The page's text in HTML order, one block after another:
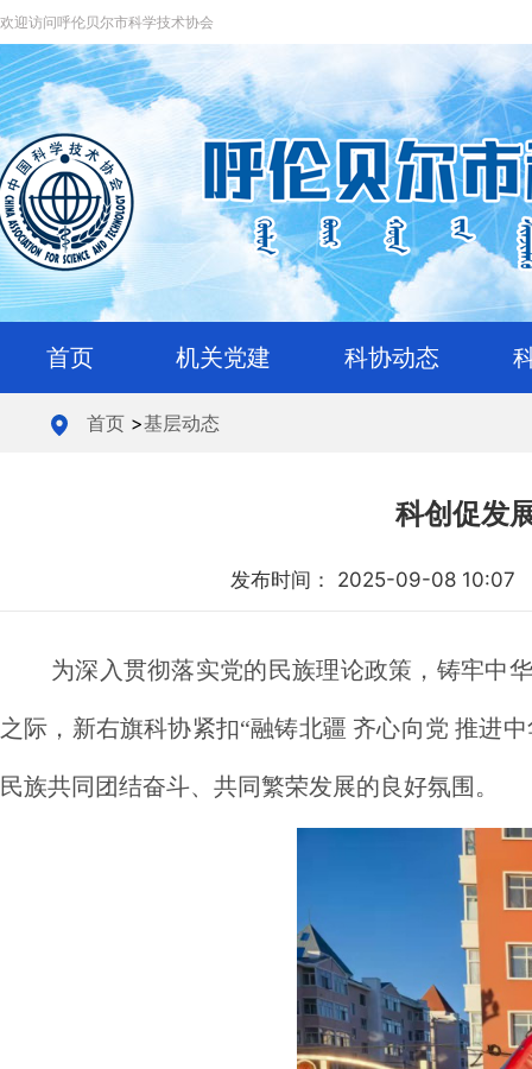
欢迎访问呼伦贝尔市科学技术协会
首页 机关党建 科协动态
首页>基层动态
科创促发
发布时间： 2025-09-08 10:07
为深入贯彻落实党的民族理论政策，铸牢中
之际，新右旗科协紧扣“融铸北疆 齐心向党 推进
民族共同团结奋斗、共同繁荣发展的良好氛围。